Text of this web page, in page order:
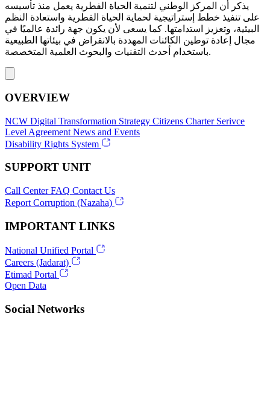
يذكر أن المركز الوطني لتنمية الحياة الفطرية يعمل منذ تأسيسه
على تنفيذ خطط إستراتيجية لحماية الحياة الفطرية واستعادة النظم
البيئية، وتعزيز استدامتها. كما يسعى لأن يكون جهة رائدة عالميًا في
مجال إعادة توطين الكائنات المهددة بالانقراض في بيئاتها الطبيعية
باستخدام أحدث التقنيات والبحوث العلمية المتخصصة.
OVERVIEW
NCW Digital Transformation Strategy Citizens Charter Serivce
Level Agreement News and Events
Disability Rights System
SUPPORT UNIT
Call Center FAQ Contact Us
Report Corruption (Nazaha)
IMPORTANT LINKS
National Unified Portal
Careers (Jadarat)
Etimad Portal
Open Data
Social Networks